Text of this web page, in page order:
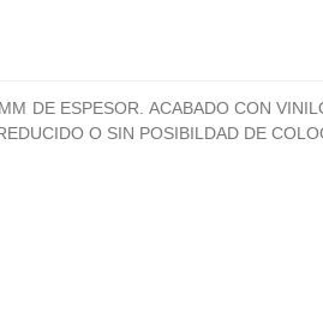
DE ESPESOR. ACABADO CON
O SIN POSIBILDAD DE